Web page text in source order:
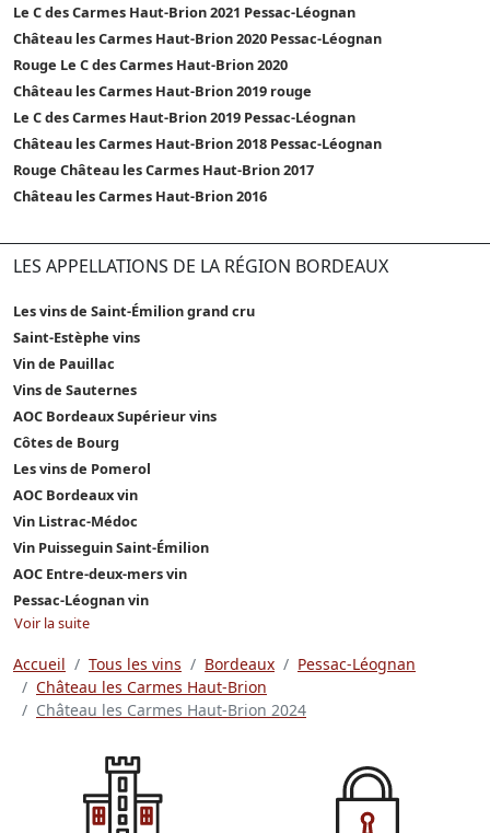
Le C des Carmes Haut-Brion 2021 Pessac-Léognan
Château les Carmes Haut-Brion 2020 Pessac-Léognan
Rouge Le C des Carmes Haut-Brion 2020
Château les Carmes Haut-Brion 2019 rouge
Le C des Carmes Haut-Brion 2019 Pessac-Léognan
Château les Carmes Haut-Brion 2018 Pessac-Léognan
Rouge Château les Carmes Haut-Brion 2017
Château les Carmes Haut-Brion 2016
LES APPELLATIONS DE LA RÉGION BORDEAUX
Les vins de Saint-Émilion grand cru
Saint-Estèphe vins
Vin de Pauillac
Vins de Sauternes
AOC Bordeaux Supérieur vins
Côtes de Bourg
Les vins de Pomerol
AOC Bordeaux vin
Vin Listrac-Médoc
Vin Puisseguin Saint-Émilion
AOC Entre-deux-mers vin
Pessac-Léognan vin
Voir la suite
Accueil Tous les vins Bordeaux
Pessac-Léognan
Château les Carmes Haut-Brion
Château les Carmes Haut-Brion 2024